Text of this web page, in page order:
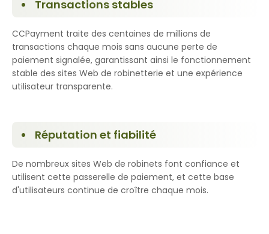
Transactions stables
CCPayment traite des centaines de millions de
transactions chaque mois sans aucune perte de
paiement signalée, garantissant ainsi le fonctionnement
stable des sites Web de robinetterie et une expérience
utilisateur transparente.
Réputation et fiabilité
De nombreux sites Web de robinets font confiance et
utilisent cette passerelle de paiement, et cette base
d'utilisateurs continue de croître chaque mois.